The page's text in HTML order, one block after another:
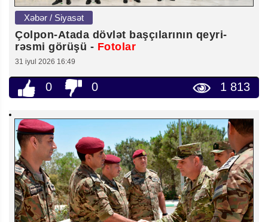
Xəbər / Siyasət
Çolpon-Atada dövlət başçılarının qeyri-
rəsmi görüşü - Fotolar
31 iyul 2026 16:49
0 0 1 813